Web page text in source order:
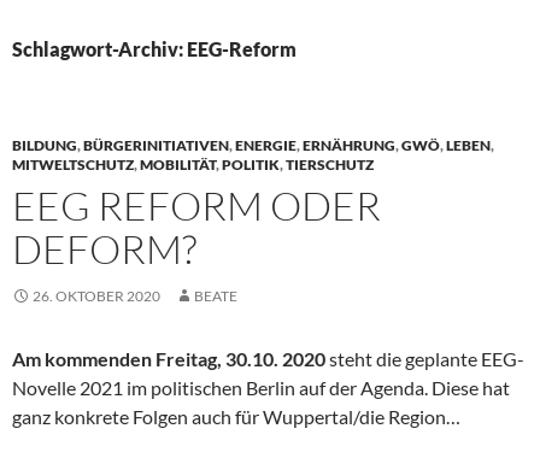
Schlagwort-Archiv: EEG-Reform
BILDUNG,BÜRGERINITIATIVEN,ENERGIE,ERNÄHRUNG,GWÖ,LEBEN,
MITWELTSCHUTZ,MOBILITÄT,POLITIK,TIERSCHUTZ
EEG REFORM ODER
DEFORM?
26. OKTOBER 2020 BEATE
Am kommenden Freitag, 30.10. 2020steht die geplante EEG-
Novelle 2021 im politischen Berlin auf der Agenda. Diese hat
ganz konkrete Folgen auch für Wuppertal/die Region…